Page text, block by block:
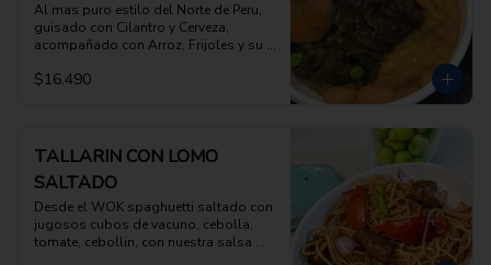
Al mas puro estilo del Norte de Peru,
guisado con Cilantro y Cerveza,
acompañado con Arroz, Frijoles y su
$16.490
TALLARIN CON LOMO
SALTADO
Desde el WOK spaghuetti saltado con
jugosos cubos de vacuno, cebolla,
tomate, cebollin, con nuestra salsa